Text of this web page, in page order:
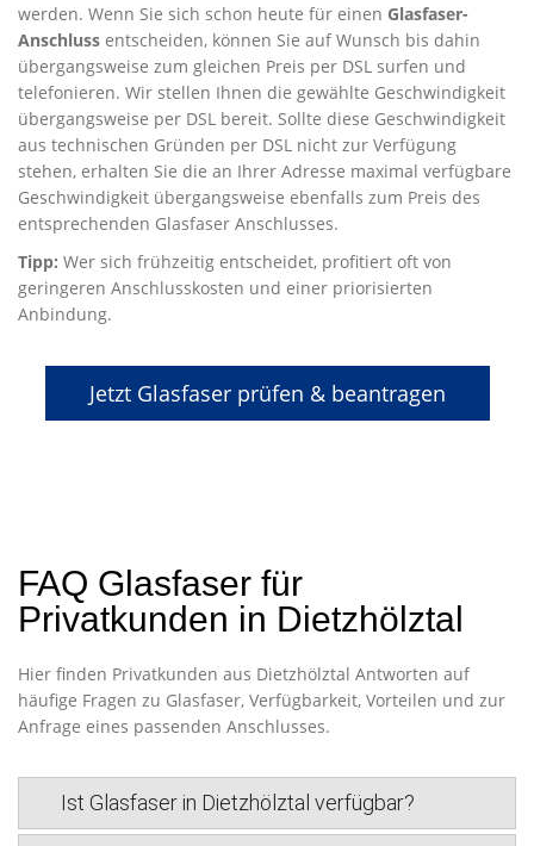
werden. Wenn Sie sich schon heute für einen Glasfaser-
Anschluss entscheiden, können Sie auf Wunsch bis dahin
übergangsweise zum gleichen Preis per DSL surfen und
telefonieren. Wir stellen Ihnen die gewählte Geschwindigkeit
übergangsweise per DSL bereit. Sollte diese Geschwindigkeit
aus technischen Gründen per DSL nicht zur Verfügung
stehen, erhalten Sie die an Ihrer Adresse maximal verfügbare
Geschwindigkeit übergangsweise ebenfalls zum Preis des
entsprechenden Glasfaser Anschlusses.
Tipp: Wer sich frühzeitig entscheidet, profitiert oft von
geringeren Anschlusskosten und einer priorisierten
Anbindung.
Jetzt Glasfaser prüfen & beantragen
FAQ Glasfaser für
Privatkunden in Dietzhölztal
Hier finden Privatkunden aus Dietzhölztal Antworten auf
häufige Fragen zu Glasfaser, Verfügbarkeit, Vorteilen und zur
Anfrage eines passenden Anschlusses.
Ist Glasfaser in Dietzhölztal verfügbar?